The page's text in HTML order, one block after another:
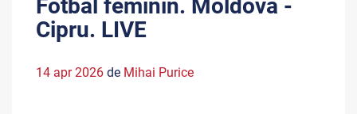
Fotbal feminin. Moldova -
Cipru. LIVE
14 apr 2026 de Mihai Purice